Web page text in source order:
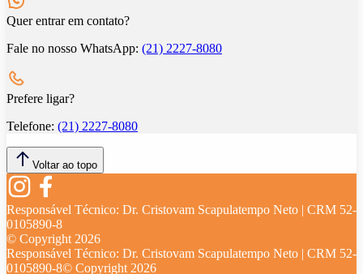
Quer entrar em contato?
Fale no nosso WhatsApp: (21) 2227-8080
Prefere ligar?
Telefone: (21) 2227-8080
Voltar ao topo
Responsável Técnico: Dr. Cristovam Scapulatempo Neto | CRM 52-
0105890-8
© Copyright 2026
Responsável Técnico: Dr. Cristovam Scapulatempo Neto | CRM 52-
0105890-8© Copyright 2026